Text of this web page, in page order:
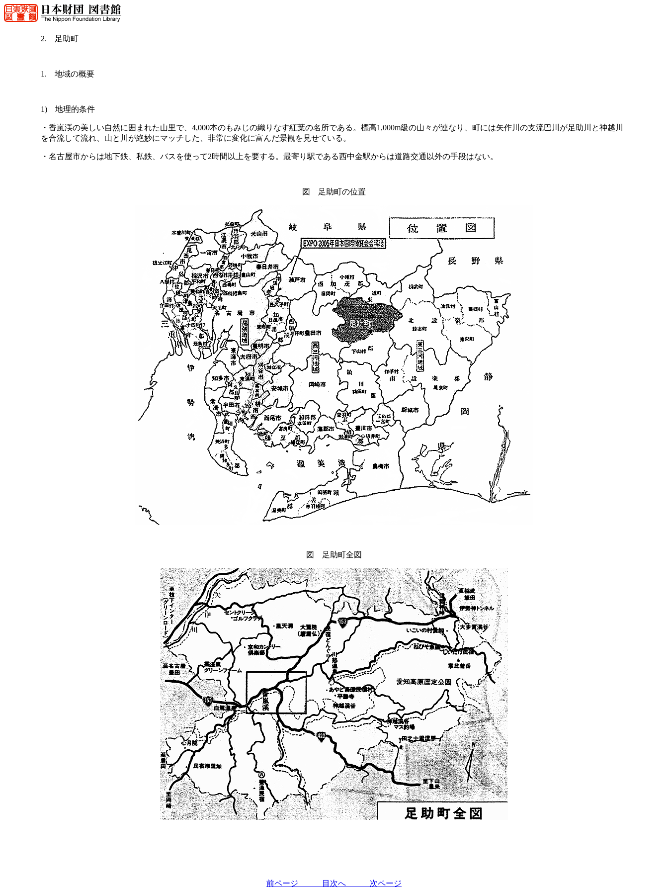
2. 足助町
1. 地域の概要
1) 地理的条件
・香嵐渓の美しい自然に囲まれた山里で、4,000本のもみじの織りなす紅葉の名所である。標高1,000m級の山々が連なり、町には矢作川の支流巴川が足助川と神越川
を合流して流れ、山と川が絶妙にマッチした、非常に変化に富んだ景観を見せている。
・名古屋市からは地下鉄、私鉄、バスを使って2時間以上を要する。最寄り駅である西中金駅からは道路交通以外の手段はない。
図 足助町の位置
図 足助町全図
前ページ 目次へ 次ページ